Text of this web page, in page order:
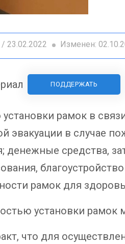
/ 23.02.2022 Изменен:
ПОДДЕРЖАТЬ
рамок в
эвакуации в случае
средства,
рамок для
установки рамок
что для